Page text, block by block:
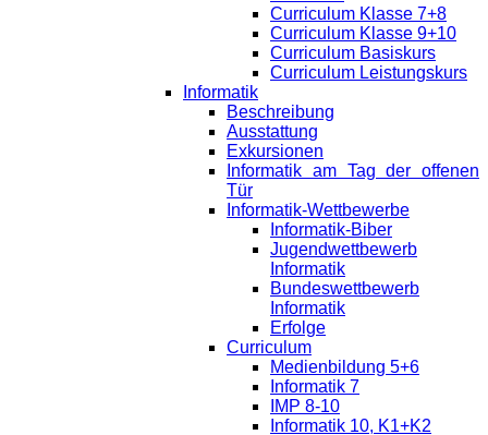
Curriculum Klasse 7+8
Curriculum Klasse 9+10
Curriculum Basiskurs
Curriculum Leistungskurs
Informatik
Beschreibung
Ausstattung
Exkursionen
Informatik am Tag der offenen
Tür
Informatik-Wettbewerbe
Informatik-Biber
Jugendwettbewerb
Informatik
Bundeswettbewerb
Informatik
Erfolge
Curriculum
Medienbildung 5+6
Informatik 7
IMP 8-10
Informatik 10, K1+K2